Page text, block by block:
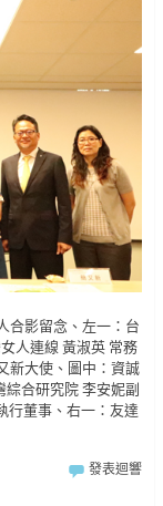
合影留念、左一：台
人連線 黃淑英 常務
新大使、圖中：資誠
合研究院 李安妮副
行董事、右一：友達
發表迴響